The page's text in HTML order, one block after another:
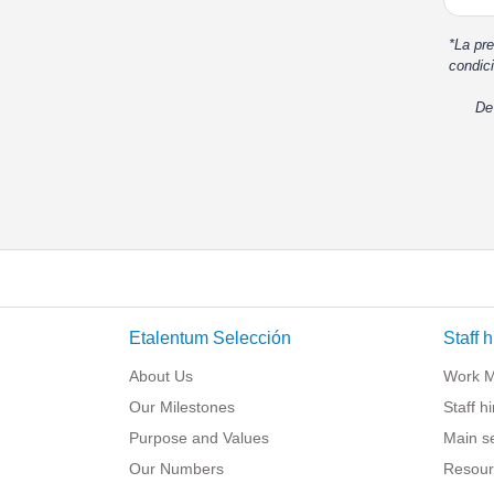
*La
Etalentum Selección
About Us
Our Milestones
Purpose and Values
Our Numbers
Staff
Work
Staff
Main